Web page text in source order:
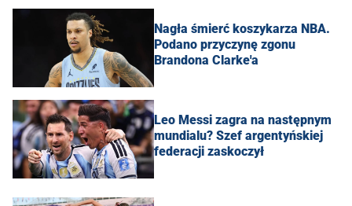
Nagła śmierć koszykarza NBA.
Podano przyczynę zgonu
Brandona Clarke'a
Leo Messi zagra na następnym
mundialu? Szef argentyńskiej
federacji zaskoczył